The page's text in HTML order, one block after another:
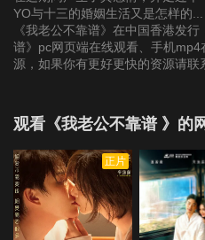
YO与十三的婚姻生活又是怎样的...
《我老公不靠谱》在中国香港发
谱》pc网页端在线观看、手机
源，如果你有更好更快的资源请联
观看《我老公不靠谱 》的
正片